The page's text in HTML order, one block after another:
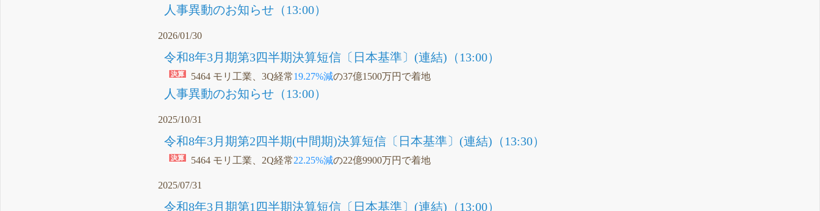
人事異動のお知らせ（13:00）
2026/01/30
令和8年3月期第3四半期決算短信〔日本基準〕(連結)（13:00）
5464 モリ工業、3Q経常19.27%減の37億1500万円で着地
人事異動のお知らせ（13:00）
2025/10/31
令和8年3月期第2四半期(中間期)決算短信〔日本基準〕(連結)（13:30）
5464 モリ工業、2Q経常22.25%減の22億9900万円で着地
2025/07/31
令和8年3月期第1四半期決算短信〔日本基準〕(連結)（13:00）